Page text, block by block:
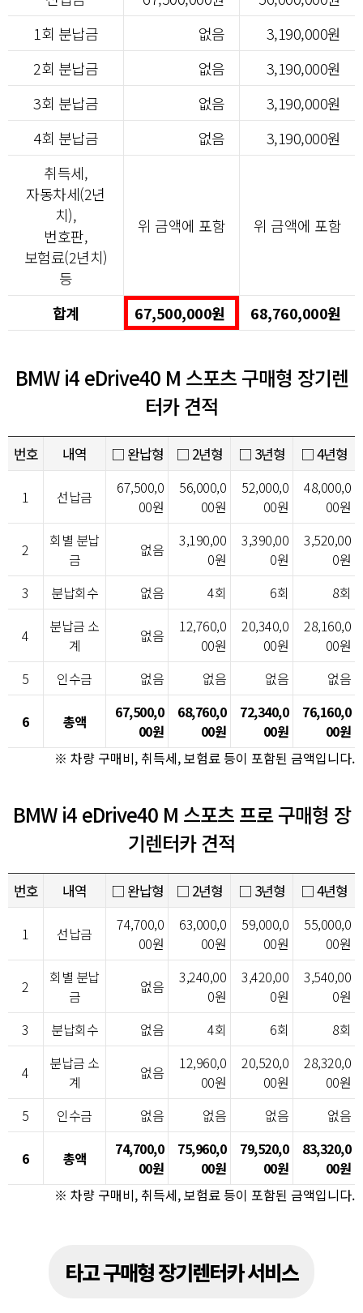
1회 분납금
없음
3,190,000원
2회 분납금
없음
3,190,000원
3회 분납금
없음
3,190,000원
4회 분납금
없음
3,190,000원
취득세,
자동차세(2년
치),
번호판,
보험료(2년치)
등
위 금액에 포함 위 금액에 포함
합계 67,500,000원 68,760,000원
BMW i4 eDrive40 M 스포츠 구매형 장기렌
터카 견적
번호 내역 □ 완납형 □ 2년형 □ 3년형 □ 4년형
1 선납금
67,500,0
00원
56,000,0
00원
52,000,0
00원
48,000,0
00원
2
회별 분납
금
없음
3,190,00
0원
3,390,00
0원
3,520,00
0원
3
분납회수 없음 4회 6회 8회
4
분납금 소
계
없음
12,760,0
00원
20,340,0
00원
28,160,0
00원
5
인수금 없음 없음 없음 없음
6 총액
67,500,0
00원
68,760,0
00원
72,340,0
00원
76,160,0
00원
※ 차량 구매비, 취득세, 보험료 등이 포함된 금액입니다.
BMW i4 eDrive40 M 스포츠 프로 구매형 장
기렌터카 견적
번호 내역 □ 완납형 □ 2년형 □ 3년형 □ 4년형
1 선납금
74,700,0
00원
63,000,0
00원
59,000,0
00원
55,000,0
00원
2
회별 분납
금
없음
3,240,00
0원
3,420,00
0원
3,540,00
0원
3
분납회수 없음 4회 6회 8회
4
분납금 소
계
없음
12,960,0
00원
20,520,0
00원
28,320,0
00원
5
인수금 없음 없음 없음 없음
6 총액
74,700,0
00원
75,960,0
00원
79,520,0
00원
83,320,0
00원
※ 차량 구매비, 취득세, 보험료 등이 포함된 금액입니다.
타고 구매형 장기렌터카 서비스